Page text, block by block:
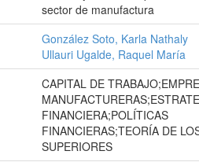
sector de manufactura
González Soto, Karla Nathaly
Ullauri Ugalde, Raquel María
CAPITAL DE
FINANCIERA;POLÍTICAS
FINANCIERAS;TEORÍA DE
SUPERIORES